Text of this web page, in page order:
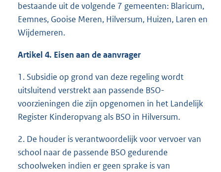
bestaande uit de volgende 7 gemeenten: Blaricum,
Eemnes, Gooise Meren, Hilversum, Huizen, Laren en
Wijdemeren.
Artikel 4. Eisen aan de aanvrager
1. Subsidie op grond van deze regeling wordt
uitsluitend verstrekt aan passende BSO-
voorzieningen die zijn opgenomen in het Landelijk
Register Kinderopvang als BSO in Hilversum.
2. De houder is verantwoordelijk voor vervoer van
school naar de passende BSO gedurende
schoolweken indien er geen sprake is van